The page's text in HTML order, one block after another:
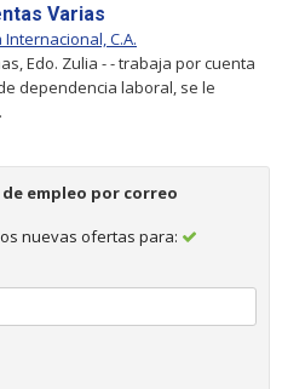
Varias
Internacional, C.A.
Edo. Zulia - - trabaja por cuenta
dependencia laboral, se le
empleo por correo
nuevas ofertas para: